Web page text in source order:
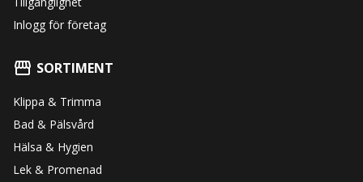
Inlogg för företag
SORTIMENT
Klippa & Trimma
Bad & Pälsvård
Hälsa & Hygien
Lek & Promenad